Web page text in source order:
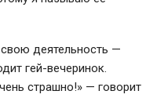
деятельность —
гей-вечеринок.
страшно!» — говорит